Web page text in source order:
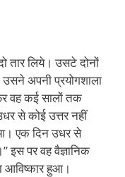
तार लिये। उसटे दोनों
अपनी प्रयोगशाला
वह कई सालों तक
से कोई उत्तर नहीं
एक दिन उधर से
इस पर वह वैज्ञानिक
हुआ।